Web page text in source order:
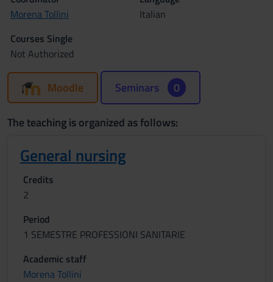
Morena Tollini
Italian
Courses Single
Not Authorized
Moodle Seminars 0
The teaching is organized as follows:
General nursing
Credits
2
Period
1 SEMESTRE PROFESSIONI SANITARIE
Academic staff
Morena Tollini